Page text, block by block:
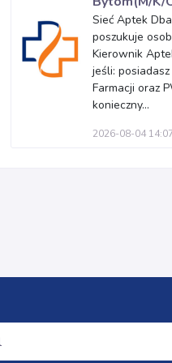
Sieć Aptek
poszukuje
Kierownik
jeśli:
Farmacji oraz
konieczny...
2026-08-04